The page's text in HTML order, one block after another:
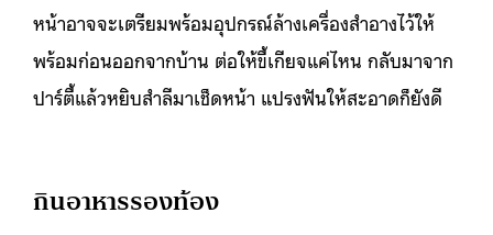
หน้าอาจจะเตรียมพร้อมอุปกรณ์ล้างเครื่องสำอางไว้ให้
พร้อมก่อนออกจากบ้าน ต่อให้ขี้เกียจแค่ไหน กลับมาจาก
ปาร์ตี้แล้วหยิบสำลีมาเช็ดหน้า แปรงฟันให้สะอาดก็ยังดี
กินอาหารรองท้อง